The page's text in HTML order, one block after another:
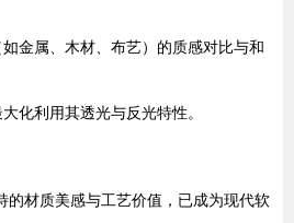
金属、木材、布艺）的质感对比与和
化利用其透光与反光特性。
的材质美感与工艺价值，已成为现代软